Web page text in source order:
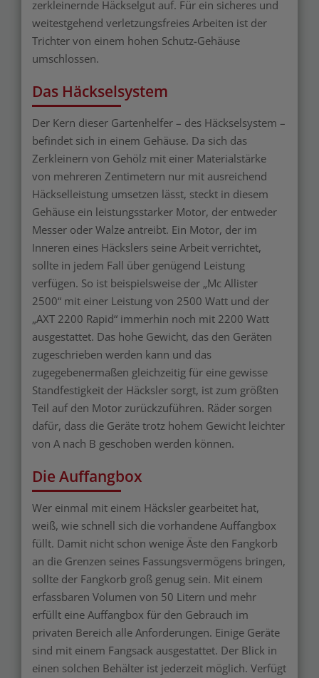
zerkleinernde Häckselgut auf. Für ein sicheres und
weitestgehend verletzungsfreies Arbeiten ist der
Trichter von einem hohen Schutz-Gehäuse
umschlossen.
Das Häckselsystem
Der Kern dieser Gartenhelfer – des Häckselsystem –
befindet sich in einem Gehäuse. Da sich das
Zerkleinern von Gehölz mit einer Materialstärke
von mehreren Zentimetern nur mit ausreichend
Häckselleistung umsetzen lässt, steckt in diesem
Gehäuse ein leistungsstarker Motor, der entweder
Messer oder Walze antreibt. Ein Motor, der im
Inneren eines Häckslers seine Arbeit verrichtet,
sollte in jedem Fall über genügend Leistung
verfügen. So ist beispielsweise der „Mc Allister
2500“ mit einer Leistung von 2500 Watt und der
„AXT 2200 Rapid“ immerhin noch mit 2200 Watt
ausgestattet. Das hohe Gewicht, das den Geräten
zugeschrieben werden kann und das
zugegebenermaßen gleichzeitig für eine gewisse
Standfestigkeit der Häcksler sorgt, ist zum größten
Teil auf den Motor zurückzuführen. Räder sorgen
dafür, dass die Geräte trotz hohem Gewicht leichter
von A nach B geschoben werden können.
Die Auffangbox
Wer einmal mit einem Häcksler gearbeitet hat,
weiß, wie schnell sich die vorhandene Auffangbox
füllt. Damit nicht schon wenige Äste den Fangkorb
an die Grenzen seines Fassungsvermögens bringen,
sollte der Fangkorb groß genug sein. Mit einem
erfassbaren Volumen von 50 Litern und mehr
erfüllt eine Auffangbox für den Gebrauch im
privaten Bereich alle Anforderungen. Einige Geräte
sind mit einem Fangsack ausgestattet. Der Blick in
einen solchen Behälter ist jederzeit möglich. Verfügt